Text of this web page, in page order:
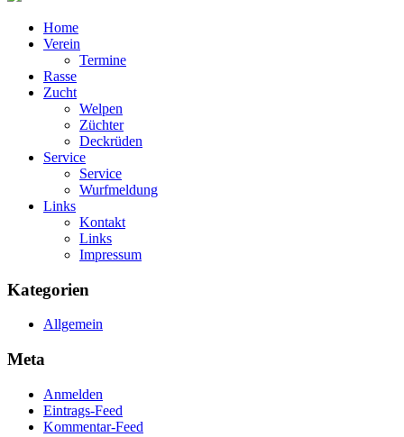
Home
Verein
Termine
Rasse
Zucht
Welpen
Züchter
Deckrüden
Service
Service
Wurfmeldung
Links
Kontakt
Links
Impressum
Kategorien
Allgemein
Meta
Anmelden
Eintrags-Feed
Kommentar-Feed